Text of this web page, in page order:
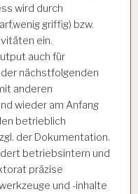
wird durch
griffig) bzw.
ein.
auch für
nächstfolgenden
anderen
wieder am Anfang
betrieblich
der Dokumentation.
betriebsintern und
präzise
und -inhalte